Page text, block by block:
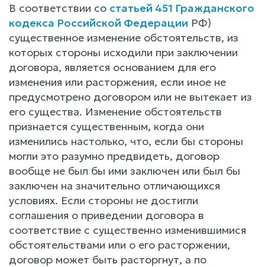
В соответствии со статьей 451 Гражданского
кодекса Российской Федерации РФ)
существенное изменение обстоятельств, из
которых стороны исходили при заключении
договора, является основанием для его
изменения или расторжения, если иное не
предусмотрено договором или не вытекает из
его существа. Изменение обстоятельств
признается существенным, когда они
изменились настолько, что, если бы стороны
могли это разумно предвидеть, договор
вообще не был бы ими заключен или был бы
заключен на значительно отличающихся
условиях. Если стороны не достигли
соглашения о приведении договора в
соответствие с существенно изменившимися
обстоятельствами или о его расторжении,
договор может быть расторгнут, а по